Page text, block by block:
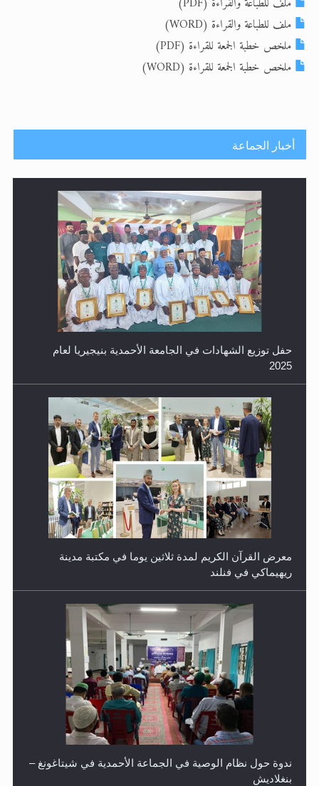
اقرأ هذا الكتاب وتعرّف على حقيقة
ملف للطباعة والقراءة (WORD)
ملخص خطبة الجمعة للقراءة (PDF)
ملخص خطبة الجمعة للقراءة (WORD)
أخبار الجماعة
حفل توزيع الشهادات في الجامعة الأحمدية بنيجيريا لعام
2025
معرض القرآن الكريم لمدة ثلاثين يوما في مكتبة مدينة
ريهيماكي في فنلند
ندوة حول نظام الوصية في الجماعة الأحمدية في شيتاغونغ –
بنغلاديش